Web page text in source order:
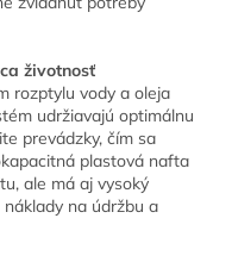
životnosť
rozptylu vody a oleja
udržiavajú optimálnu
prevádzky, čím sa
plastová nafta
ale má aj vysoký
na údržbu a